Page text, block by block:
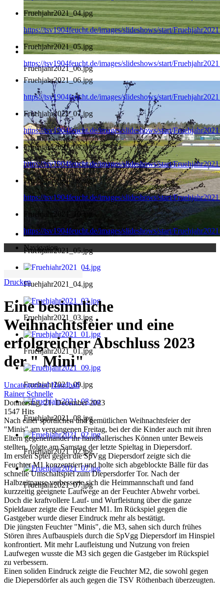
Fruehjahr2021_06.jpg
Fruehjahr2021_05.jpg
Fruehjahr2021_04.jpg
Fruehjahr2021_03.jpg
Fruehjahr2021_01.jpg
Fruehjahr2021_09.jpg
Fruehjahr2021_08.jpg
Fruehjahr2021_02.jpg
Fruehjahr2021_07.jpg
Fruehjahr2021_04.jpg
https://tsv1904feucht.de/images/slideshows/start/
Fruehjahr2021_05.jpg
https://tsv1904feucht.de/images/slideshows/start/
Fruehjahr2021_06.jpg
https://tsv1904feucht.de/images/slideshows/start/
Fruehjahr2021_07.jpg
https://tsv1904feucht.de/images/slideshows/start/
Fruehjahr2021_08.jpg
https://tsv1904feucht.de/images/slideshows/start/
Fruehjahr2021_09.jpg
https://tsv1904feucht.de/images/slideshows/start/
Fruehjahr2021_10.jpg
https://tsv1904feucht.de/images/slideshows/start/
Navigation
Drucken
Eine besinnliche
Weihnachtsfeier und eine
erfolgreicher Abschluss 2023
der " Mini"
Uncategorized Handball
Rainer Schnelle
Donnerstag, 21. December 2023
1547 Hits
Nach einer sportlichen und gemütlichen Weihnachtsfeier der
"Minis" am vergangenen Freitag, bei der die Kinder auch mit ihren
Eltern gegeneinander ihr handballerisches Können unter Beweis
stellten, folgte am Samstag der letzte Spieltag in Diepersdorf.
Im ersten Spiel gegen die SpVgg Diepersdorf zeigte sich die
Feuchter M1 konzentriert und holte sich abgeblockte Bälle für das
schnelle Umschaltspiel zum Diepersdorfer Tor. Nach der
Halbzeitpause verbesserte sich die Heimmannschaft und fand
kurzzeitig geeignete Laufwege an der Feuchter Abwehr vorbei.
Doch die kraftvollere Lauf- und Wurfleistung über die ganze
Spieldauer zeigte die Feuchter M1. Im Rückspiel gegen die
Gastgeber wurde dieser Eindruck mehr als bestätigt.
Die jüngsten Feuchter "Minis", die M3, sahen sich durch frühes
Stören ihres Aufbauspiels durch die SpVgg Diepersdorf im Hinspiel
konfrontiert. Mit mehr Laufleistung und Nutzung von freien
Laufwegen wusste die M3 sich gegen die Gastgeber im Rückspiel
zu verbessern.
Einen soliden Eindruck zeigte die Feuchter M2, die sowohl gegen
die Diepersdörfer als auch gegen die TSV Röthenbach überzeugten.